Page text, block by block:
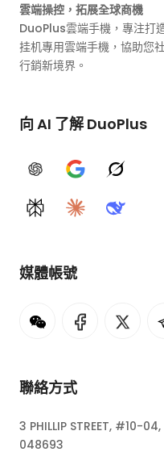
雲端操控，拓展全球商機
DuoPlus雲端手機，專注打
挂机專用雲端手機，協助您
行銷新境界。
向 AI 了解 DuoPlus
ChatGPTGoogle AIGrok
PerplexityClaudeDeepSeek
媒體帳號
聯絡方式
3 PHILLIP STREET, #10-
048693